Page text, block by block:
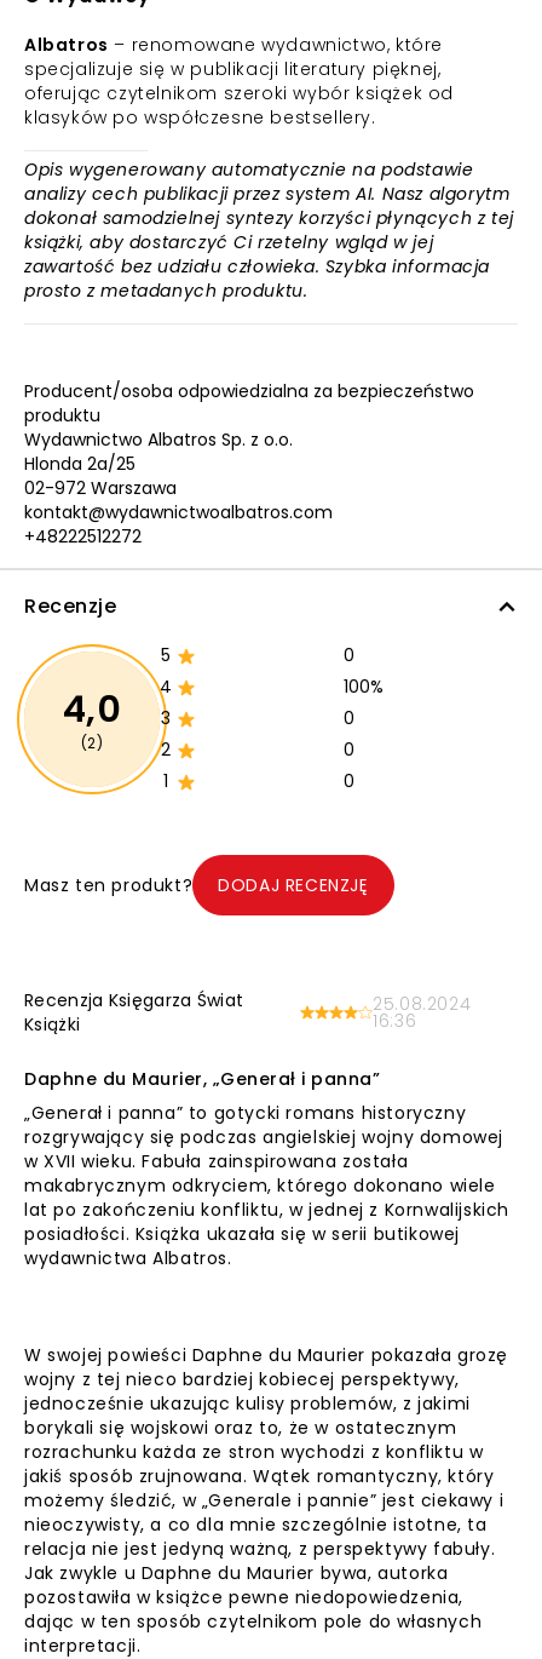
Albatros – renomowane wydawnictwo, które
specjalizuje się w publikacji literatury pięknej,
oferując czytelnikom szeroki wybór książek od
klasyków po współczesne bestsellery.
Opis wygenerowany automatycznie na podstawie
analizy cech publikacji przez system AI. Nasz algorytm
dokonał samodzielnej syntezy korzyści płynących z tej
książki, aby dostarczyć Ci rzetelny wgląd w jej
zawartość bez udziału człowieka. Szybka informacja
prosto z metadanych produktu.
Producent/osoba odpowiedzialna za bezpieczeństwo
produktu
Wydawnictwo Albatros Sp. z o.o.
Hlonda 2a/25
02-972 Warszawa
kontakt@wydawnictwoalbatros.com
+48222512272
Recenzje
4,0
(2)
5
0
4
100%
3
0
2
0
1
0
Masz ten produkt? DODAJ RECENZJĘ
Recenzja Księgarza Świat
Książki
25.08.2024
16:36
Daphne du Maurier, „Generał i panna”
„Generał i panna” to gotycki romans historyczny
rozgrywający się podczas angielskiej wojny domowej
w XVII wieku. Fabuła zainspirowana została
makabrycznym odkryciem, którego dokonano wiele
lat po zakończeniu konfliktu, w jednej z Kornwalijskich
posiadłości. Książka ukazała się w serii butikowej
wydawnictwa Albatros.
W swojej powieści Daphne du Maurier pokazała grozę
wojny z tej nieco bardziej kobiecej perspektywy,
jednocześnie ukazując kulisy problemów, z jakimi
borykali się wojskowi oraz to, że w ostatecznym
rozrachunku każda ze stron wychodzi z konfliktu w
jakiś sposób zrujnowana. Wątek romantyczny, który
możemy śledzić, w „Generale i pannie” jest ciekawy i
nieoczywisty, a co dla mnie szczególnie istotne, ta
relacja nie jest jedyną ważną, z perspektywy fabuły.
Jak zwykle u Daphne du Maurier bywa, autorka
pozostawiła w książce pewne niedopowiedzenia,
dając w ten sposób czytelnikom pole do własnych
interpretacji.